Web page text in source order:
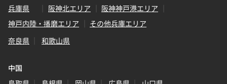
兵庫県
阪神北エリア
阪神神戸港エリア
神戸内陸・播磨エリア
その他兵庫エリア
奈良県
和歌山県
中国